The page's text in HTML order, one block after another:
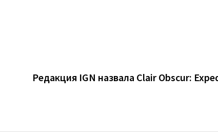
Редакция IGN назвала Clair Obscur: